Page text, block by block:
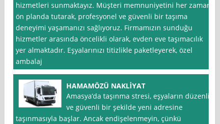
hizmetleri sunmaktayız. Müşteri memnuniyetini her zaman
ön planda tutarak, profesyonel ve güvenli bir taşıma
deneyimi yaşamanızı sağlıyoruz. Firmamızın sunduğu
hizmetler arasında öncelikli olarak, evden eve taşımacılık
yer almaktadır. Eşyalarınızı titizlikle paketleyerek, özel
ambalaj
HAMAMÖZÜ NAKLİYAT
Amasya’da taşınma stresi, eşyaların düzenli
ve güvenli bir şekilde yeni adresine
taşınmasıyla başlar. Ancak endişelenmeyin, çünkü